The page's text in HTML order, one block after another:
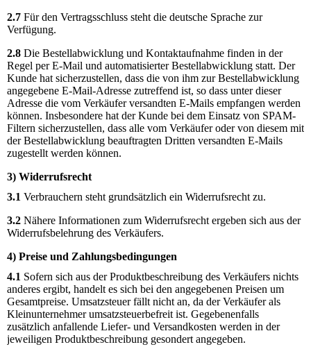
2.7 Für den Vertragsschluss steht die deutsche Sprache zur
Verfügung.
2.8 Die Bestellabwicklung und Kontaktaufnahme finden in der
Regel per E-Mail und automatisierter Bestellabwicklung statt. Der
Kunde hat sicherzustellen, dass die von ihm zur Bestellabwicklung
angegebene E-Mail-Adresse zutreffend ist, so dass unter dieser
Adresse die vom Verkäufer versandten E-Mails empfangen werden
können. Insbesondere hat der Kunde bei dem Einsatz von SPAM-
Filtern sicherzustellen, dass alle vom Verkäufer oder von diesem mit
der Bestellabwicklung beauftragten Dritten versandten E-Mails
zugestellt werden können.
3) Widerrufsrecht
3.1 Verbrauchern steht grundsätzlich ein Widerrufsrecht zu.
3.2 Nähere Informationen zum Widerrufsrecht ergeben sich aus der
Widerrufsbelehrung des Verkäufers.
4) Preise und Zahlungsbedingungen
4.1 Sofern sich aus der Produktbeschreibung des Verkäufers nichts
anderes ergibt, handelt es sich bei den angegebenen Preisen um
Gesamtpreise. Umsatzsteuer fällt nicht an, da der Verkäufer als
Kleinunternehmer umsatzsteuerbefreit ist. Gegebenenfalls
zusätzlich anfallende Liefer- und Versandkosten werden in der
jeweiligen Produktbeschreibung gesondert angegeben.